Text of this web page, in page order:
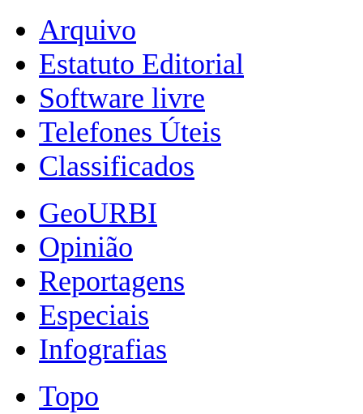
Arquivo
Estatuto Editorial
Software livre
Telefones Úteis
Classificados
GeoURBI
Opinião
Reportagens
Especiais
Infografias
Topo